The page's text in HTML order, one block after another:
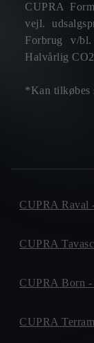
CUPRA
vejl.
Forbrug v/
Halvårlig
*Kan tilkøbes
CUPRA Raval
CUPRA
CUPRA Born -
CUPRA